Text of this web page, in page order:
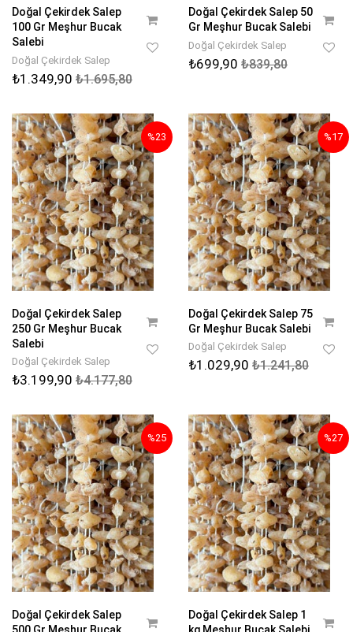
Doğal Çekirdek Salep
100 Gr Meşhur Bucak
Salebi
Doğal Çekirdek Salep
₺1.349,90 ₺1.695,80
Doğal Çekirdek Salep 50
Gr Meşhur Bucak Salebi
Doğal Çekirdek Salep
₺699,90 ₺839,80
%23
Doğal Çekirdek Salep
250 Gr Meşhur Bucak
Salebi
Doğal Çekirdek Salep
₺3.199,90 ₺4.177,80
%17
Doğal Çekirdek Salep 75
Gr Meşhur Bucak Salebi
Doğal Çekirdek Salep
₺1.029,90 ₺1.241,80
%25
Doğal Çekirdek Salep
%27
Doğal Çekirdek Salep 1